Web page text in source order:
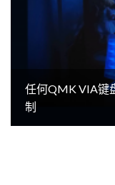
任何QMK VIA键
制